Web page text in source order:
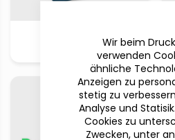
MenükartenWir beim
verwenden
ähnliche
Anzeigen zu
stetig zu
Analyse und
Cookies zu
Zwecken, unter